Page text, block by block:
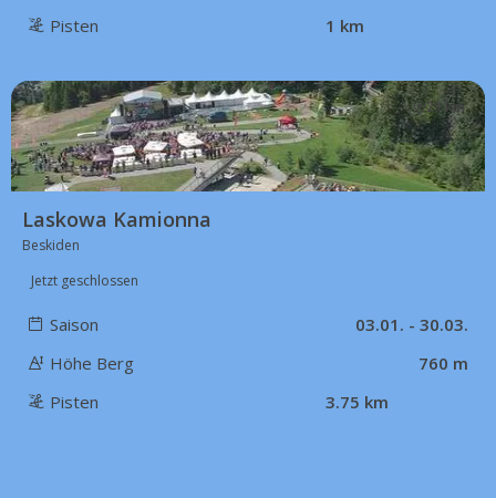
Pisten
1 km
29 km
Laskowa Kamionna
Beskiden
Jetzt geschlossen
Saison
03.01. - 30.03.
Höhe Berg
760 m
Pisten
3.75 km